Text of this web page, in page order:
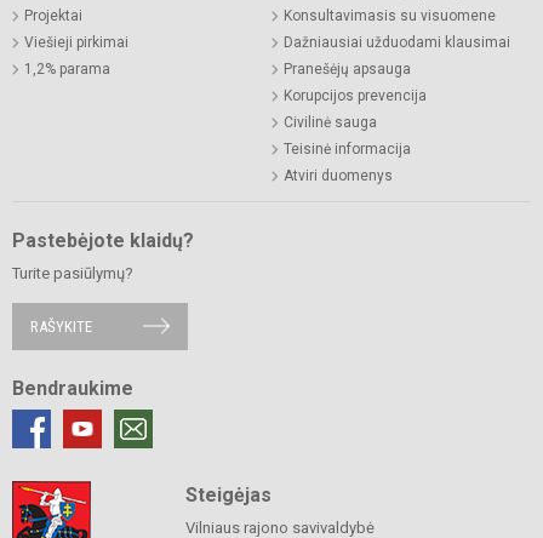
Projektai
Viešieji pirkimai
1,2% parama
Konsultavimasis su visuomene
Dažniausiai užduodami klausimai
Pranešėjų apsauga
Korupcijos prevencija
Civilinė sauga
Teisinė informacija
Atviri duomenys
Pastebėjote klaidų?
Turite pasiūlymų?
RAŠYKITE
Bendraukime
Steigėjas
Vilniaus rajono savivaldybė